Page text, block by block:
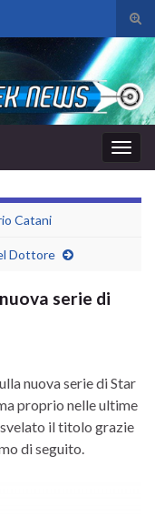
il
di
la
Catani
Dottore
serie di
nuova serie di Star
proprio nelle ultime
il titolo grazie
di seguito.